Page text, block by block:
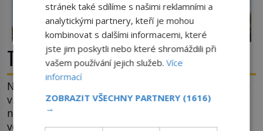
Tsunami: Když voda udeří pěstí!
Nejprve špetka školometské teorie. Výraz tsunami
vznikl spojením japonských slov tsu (přístav) a
nami (vlna). Jedná se o dlouhou vlnu, která je na
volném moři takřka nepostřehnutelná. Ačkoli je
stránek také sdílíme s našimi reklamními a
analytickými partnery, kteří je mohou
kombinovat s dalšími informacemi, které
jste jim poskytli nebo které shromáždili při
vašem používání jejich služeb.Více
informací
ZOBRAZIT VŠECHNY PARTNERY (1616)
→